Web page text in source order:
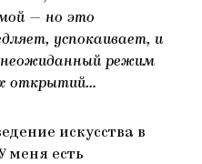
— но это
успокаивает, и
неожиданный режим
открытий…
искусства в
меня есть